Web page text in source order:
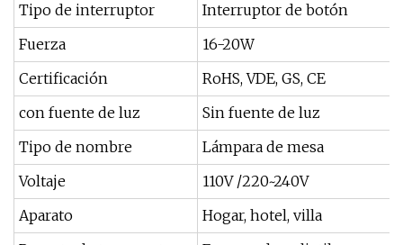
Tipo de interruptor
Interruptor de botón
Fuerza
16-20W
Certificación
RoHS, VDE, GS, CE
con fuente de luz
Sin fuente de luz
Tipo de nombre
Lámpara de mesa
Voltaje
110V /220~240V
Aparato
Hogar, hotel, villa